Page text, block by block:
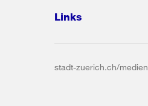
Links
stadt-zuerich.ch/medien